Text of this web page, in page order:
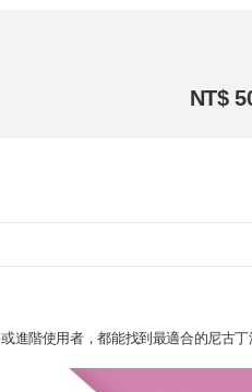
NT$
進階使用者，都能找到最適合的尼古丁